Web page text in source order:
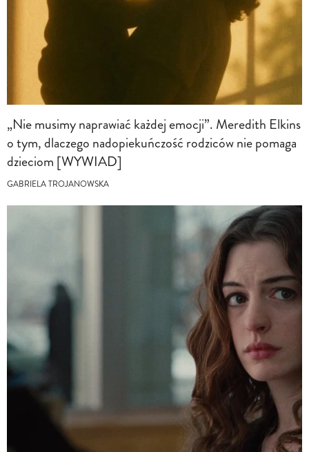
„Nie musimy naprawiać każdej emocji”. Meredith Elkins
o tym, dlaczego nadopiekuńczość rodziców nie pomaga
dzieciom [WYWIAD]
GABRIELA TROJANOWSKA